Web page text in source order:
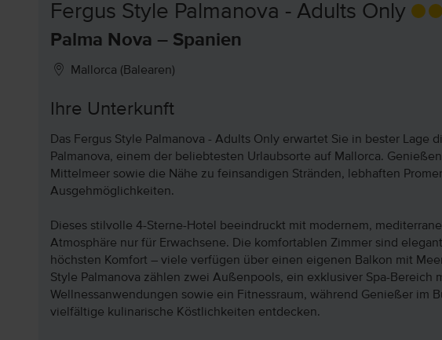
Fergus Style Palmanova - Adults Only
Palma Nova – Spanien
Mallorca (Balearen)
Ihre Unterkunft
Das Fergus Style Palmanova - Adults Only erwartet Sie in bester Lage
Palmanova, einem der beliebtesten Urlaubsorte auf Mallorca.
Mittelmeer sowie die Nähe zu feinsandigen Stränden, lebhaften
Ausgehmöglichkeiten.
Dieses stilvolle 4-Sterne-Hotel beeindruckt mit modernem,
Atmosphäre nur für Erwachsene. Die komfortablen Zimmer sind
höchsten Komfort – viele verfügen über einen eigenen Balkon mit
Style Palmanova zählen zwei Außenpools, ein exklusiver Spa-Bereich
Wellnessanwendungen sowie ein Fitnessraum, während Genießer im
vielfältige kulinarische Köstlichkeiten entdecken.